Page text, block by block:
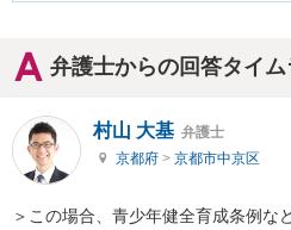
弁護士からの回答タイ
村山 大基 弁護士
京都府 > 京都市中京区
＞この場合、青少年健全育成条例な